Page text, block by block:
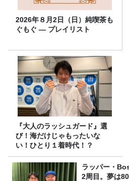
2026年８月2日（日）純喫茶も
ぐもぐ ― プレイリスト
『大人のラッシュガード』選
び！海だけじゃもったいな
い！ひとり１着時代！？
ラッパー・
2周目。夢は